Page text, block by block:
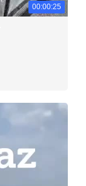
00:00:25